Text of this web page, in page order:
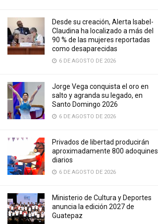
Desde su creación, Alerta Isabel-
Claudina ha localizado a más del
90 % de las mujeres reportadas
como desaparecidas
6 DE AGOSTO DE 2026
Jorge Vega conquista el oro en
salto y agranda su legado, en
Santo Domingo 2026
6 DE AGOSTO DE 2026
Privados de libertad producirán
aproximadamente 800 adoquines
diarios
6 DE AGOSTO DE 2026
Ministerio de Cultura y Deportes
anuncia la edición 2027 de
Guatepaz